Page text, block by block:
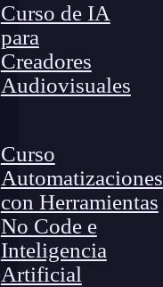
Curso de IA
para
Creadores
Audiovisuales
Curso
Automatizaciones
con Herramientas
No Code e
Inteligencia
Artificial